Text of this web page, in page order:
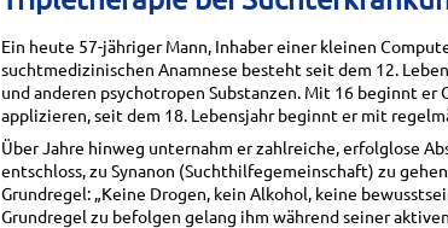
Ein heute 57-jähriger Mann, Inhaber einer kleinen
suchtmedizinischen Anamnese besteht seit dem 12.
und anderen psychotropen Substanzen. Mit 16 beginnt er
applizieren, seit dem 18. Lebensjahr beginnt er mit
Über Jahre hinweg unternahm er zahlreiche, erfolglose
entschloss, zu Synanon (Suchthilfegemeinschaft) zu
Grundregel: „Keine Drogen, kein Alkohol, keine
Grundregel zu befolgen gelang ihm während seiner